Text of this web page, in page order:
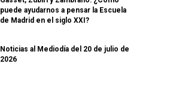
puede ayudarnos a pensar la Escuela
de Madrid en el siglo XXI?
Noticias al Mediodía del 20 de julio de
2026